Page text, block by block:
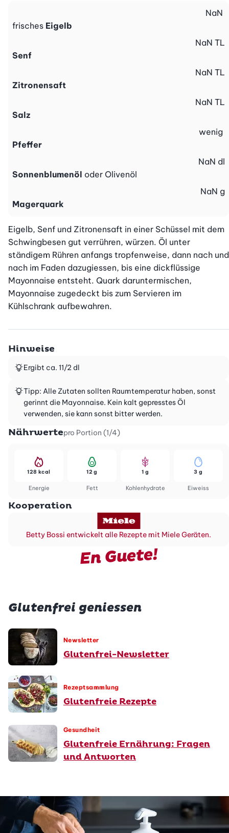
frisches Eigelb
NaN
Senf
NaN TL
Zitronensaft
NaN TL
Salz
NaN TL
Pfeffer
wenig
Sonnenblumenöl oder Olivenöl
NaN dl
Magerquark
NaN g
Eigelb, Senf und Zitronensaft in einer Schüssel mit dem
Schwingbesen gut verrühren, würzen. Öl unter
ständigem Rühren anfangs tropfenweise, dann nach und
nach im Faden dazugiessen, bis eine dickflüssige
Mayonnaise entsteht. Quark daruntermischen,
Mayonnaise zugedeckt bis zum Servieren im
Kühlschrank aufbewahren.
Hinweise
Ergibt ca. 11/2 dl
Tipp: Alle Zutaten sollten Raumtemperatur haben, sonst
gerinnt die Mayonnaise. Kein kalt gepresstes Öl
verwenden, sie kann sonst bitter werden.
Nährwertepro Portion (1/4)
Energie
128 kcal
Fett
12 g
Kohlenhydrate
1 g
Eiweiss
3 g
Kooperation
Betty Bossi entwickelt alle Rezepte mit Miele Geräten.
En Guete!
Glutenfrei geniessen
Newsletter
Glutenfrei-Newsletter
Rezeptsammlung
Glutenfreie Rezepte
Gesundheit
Glutenfreie Ernährung: Fragen
und Antworten